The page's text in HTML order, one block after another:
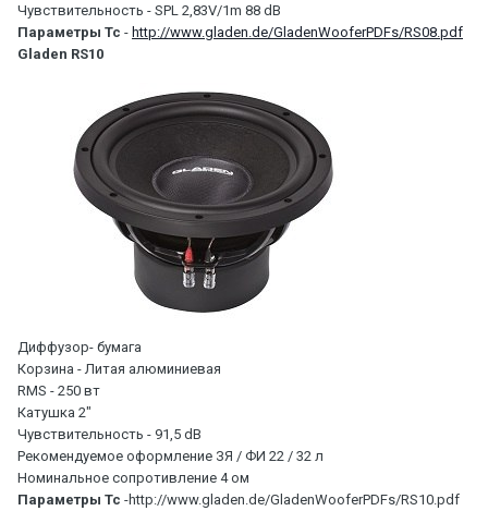
Чувствительность - SPL 2,83V/1m 88 dB
Параметры Тс - http://www.gladen.de/GladenWooferPDFs/RS08.pdf
Gladen RS10
Диффузор- бумага
Корзина - Литая алюминиевая
RMS - 250 вт
Катушка 2"
Чувствительность - 91,5 dB
Рекомендуемое оформление ЗЯ / ФИ 22 / 32 л
Номинальное сопротивление 4 ом
Параметры Тс -http://www.gladen.de/GladenWooferPDFs/RS10.pdf